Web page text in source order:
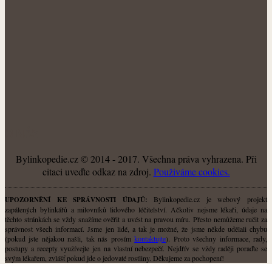
Bylinkopedie.cz © 2014 - 2017. Všechna práva vyhrazena. Při
citaci uveďte odkaz na zdroj. Použiváme cookies.
UPOZORNĚNÍ KE SPRÁVNOSTI ÚDAJŮ: Bylinkopedie.cz je webový projekt
zapálených bylinkářů a milovníků lidového léčitelství. Ačkoliv nejsme lékaři, údaje na
těchto stránkách se vždy snažíme ověřit a uvést na pravou míru. Přesto nemůžeme ručit za
správnost všech informací. Jsme jen lidé, a tak je možné, že jsme někde udělali chybu
(pokud jste nějakou našli, tak nás prosímkontaktujte). Proto všechny informace, rady,
postupy a recepty využívejte jen na vlastní nebezpečí. Nejdřív se vždy raději poraďte se
svým lékařem, zvlášť pokud jde o jedovaté rostliny. Děkujeme za pochopení!